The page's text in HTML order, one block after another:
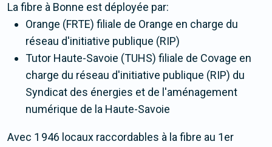
La fibre à Bonne est déployée par:
Orange (FRTE) filiale de Orange en charge du
réseau d'initiative publique (RIP)
Tutor Haute-Savoie (TUHS) filiale de Covage en
charge du réseau d'initiative publique (RIP) du
Syndicat des énergies et de l'aménagement
numérique de la Haute-Savoie
Avec 1 946 locaux raccordables à la fibre au 1er